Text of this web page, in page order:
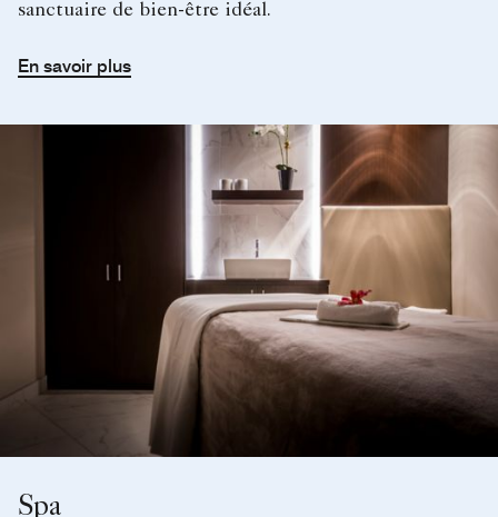
sanctuaire de bien-être idéal.
En savoir plus
Spa